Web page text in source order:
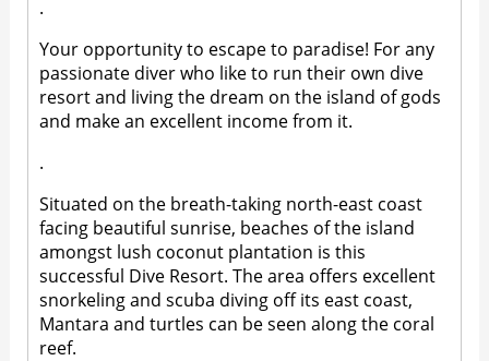
.
Your opportunity to escape to paradise! For any
passionate diver who like to run their own dive
resort and living the dream on the island of gods
and make an excellent income from it.
.
Situated on the breath-taking north-east coast
facing beautiful sunrise, beaches of the island
amongst lush coconut plantation is this
successful Dive Resort. The area offers excellent
snorkeling and scuba diving off its east coast,
Mantara and turtles can be seen along the coral
reef.